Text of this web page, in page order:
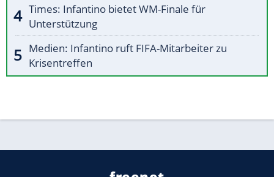
Times: Infantino bietet WM-Finale für
Unterstützung
Medien: Infantino ruft FIFA-Mitarbeiter zu
Krisentreffen